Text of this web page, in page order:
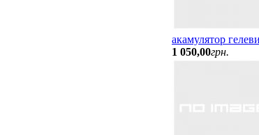
акамулятор
1 050,00грн.